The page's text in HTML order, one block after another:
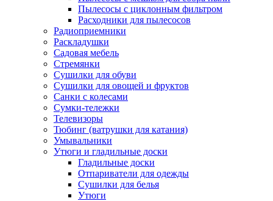
Пылесосы с циклонным фильтром
Расходники для пылесосов
Радиоприемники
Раскладушки
Садовая мебель
Стремянки
Сушилки для обуви
Сушилки для овощей и фруктов
Санки с колесами
Сумки-тележки
Телевизоры
Тюбинг (ватрушки для катания)
Умывальники
Утюги и гладильные доски
Гладильные доски
Отпариватели для одежды
Сушилки для белья
Утюги